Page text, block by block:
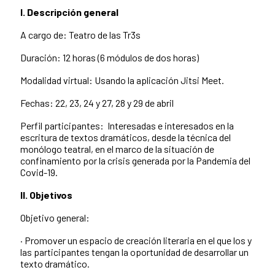
I. Descripción general
A cargo de: Teatro de las Tr3s
Duración: 12 horas (6 módulos de dos horas)
Modalidad virtual: Usando la aplicación Jitsi Meet.
Fechas: 22, 23, 24 y 27, 28 y 29 de abril
Perfil participantes: Interesadas e interesados en la
escritura de textos dramáticos, desde la técnica del
monólogo teatral, en el marco de la situación de
confinamiento por la crisis generada por la Pandemia del
Covid-19.
II. Objetivos
Objetivo general:
· Promover un espacio de creación literaria en el que los y
las participantes tengan la oportunidad de desarrollar un
texto dramático.